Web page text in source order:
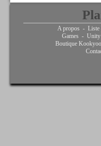
A propos - Liste
Games - Unity
Boutique Kookyoo